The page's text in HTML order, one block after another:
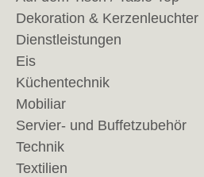
Dekoration & Kerzenleuchter
Dienstleistungen
Eis
Küchentechnik
Mobiliar
Servier- und Buffetzubehör
Technik
Textilien